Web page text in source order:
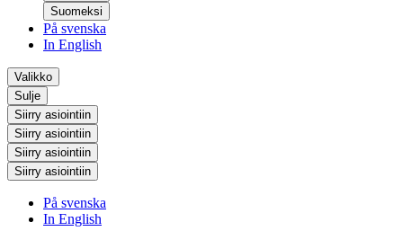
Suomeksi
På svenska
In English
Valikko
Sulje
Siirry asiointiin
Siirry asiointiin
Siirry asiointiin
Siirry asiointiin
På svenska
In English